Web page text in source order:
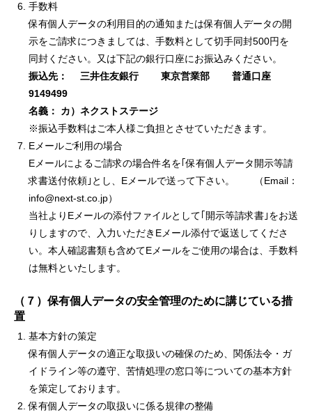
手数料
保有個人データの利用目的の通知または保有個人データの開
示をご請求につきましては、手数料として切手同封500円を
同封ください。又は下記の銀行口座にお振込みください。
振込先： 三井住友銀行 東京営業部 普通口座
9149499
名義： カ）ネクストステージ
※振込手数料はご本人様ご負担とさせていただきます。
Eメールご利用の場合
Eメールによるご請求の場合件名を｢保有個人データ開示等請
求書送付依頼｣とし、Eメールで送って下さい。 （Email：
info@next-st.co.jp）
当社よりEメールの添付ファイルとして｢開示等請求書｣をお送
りしますので、入力いただきEメール添付で返送してくださ
い。本人確認書類も含めてEメールをご使用の場合は、手数料
は無料といたします。
（７）保有個人データの安全管理のために講じている措
置
基本方針の策定
保有個人データの適正な取扱いの確保のため、関係法令・ガ
イドライン等の遵守、苦情処理の窓口等についての基本方針
を策定しております。
保有個人データの取扱いに係る規律の整備